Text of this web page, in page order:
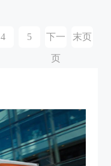
4 5 下一
页
末页